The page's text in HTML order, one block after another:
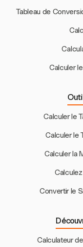
Tableau de
Calculer
Calculer le
Calculer le
Calculer la
Convertir le
Calculateur